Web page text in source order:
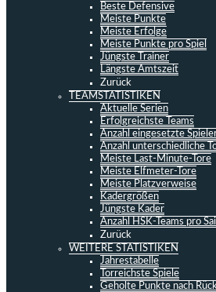
Beste Defensive
Meiste Punkte
Meiste Erfolge
Meiste Punkte pro Spiel
Jüngste Trainer
Längste Amtszeit
Zurück
TEAMSTATISTIKEN
Aktuelle Serien
Erfolgreichste Teams
Anzahl eingesetzte
Anzahl unterschiedliche
Meiste Last-Minute-Tore
Meiste Elfmeter-Tore
Meiste Platzverweise
Kadergrößen
Jüngste Kader
Anzahl HSK-Teams pro
Zurück
WEITERE STATISTIKEN
Jahrestabelle
Torreichste Spiele
Geholte Punkte nach